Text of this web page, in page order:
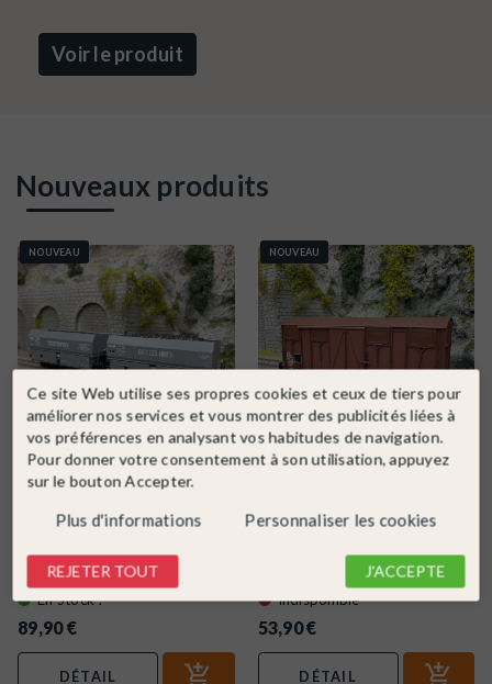
Voir le produit
Nouveaux produits
NOUVEAU
REE
Ref. WB-964
«Montenay» et «Gare des...
HO 2R SNCF
En Stock !
89,90 €
DÉTAIL
NOUVEAU
«Permaplex», SNCF, Ep. IVa,...
SNCF IV
Indisponible
53,90 €
DÉTAIL
Ce site Web utilise ses propres cookies et ceux de tiers pour
améliorer nos services et vous montrer des publicités liées à
vos préférences en analysant vos habitudes de navigation.
Pour donner votre consentement à son utilisation, appuyez
sur le bouton Accepter.
Plus d'informations Personnaliser les cookies
REJETER TOUT J'ACCEPTE